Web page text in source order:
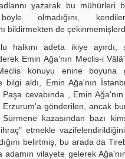
yazarak bu mühürleri
olmadığını,
bildirmekten de
halkını adeta ikiye ayırdı;
Emin Ağa'nın Meclis-i
konuyu enine boyuna
bilgi aldı, Emin Ağa'nın
Paşa cevabında , Emin
Erzurum'a gönderilen, ancak
kazasından bazı
etmekle
belirtmiş, bu arada da
adamın vilayete gelerek